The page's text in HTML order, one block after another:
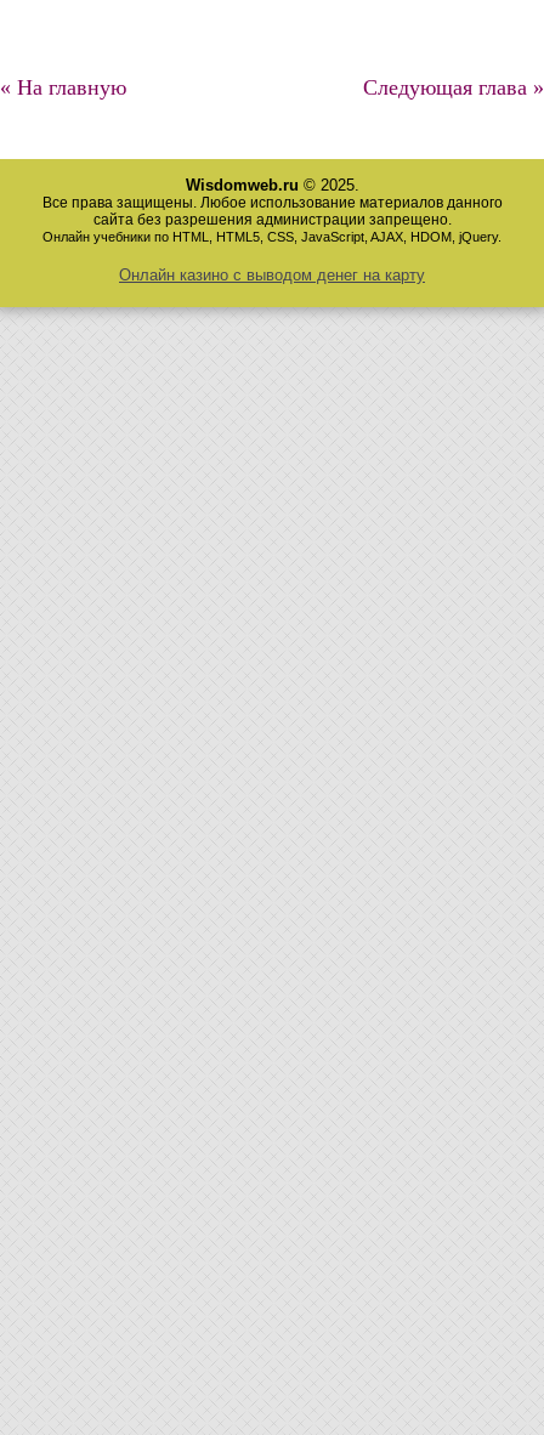
« На главную Следующая глава »
Wisdomweb.ru © 2025.
Все права защищены. Любое использование материалов данного
сайта без разрешения администрации запрещено.
Онлайн учебники по HTML, HTML5, CSS, JavaScript, AJAX, HDOM, jQuery.
Онлайн казино с выводом денег на карту